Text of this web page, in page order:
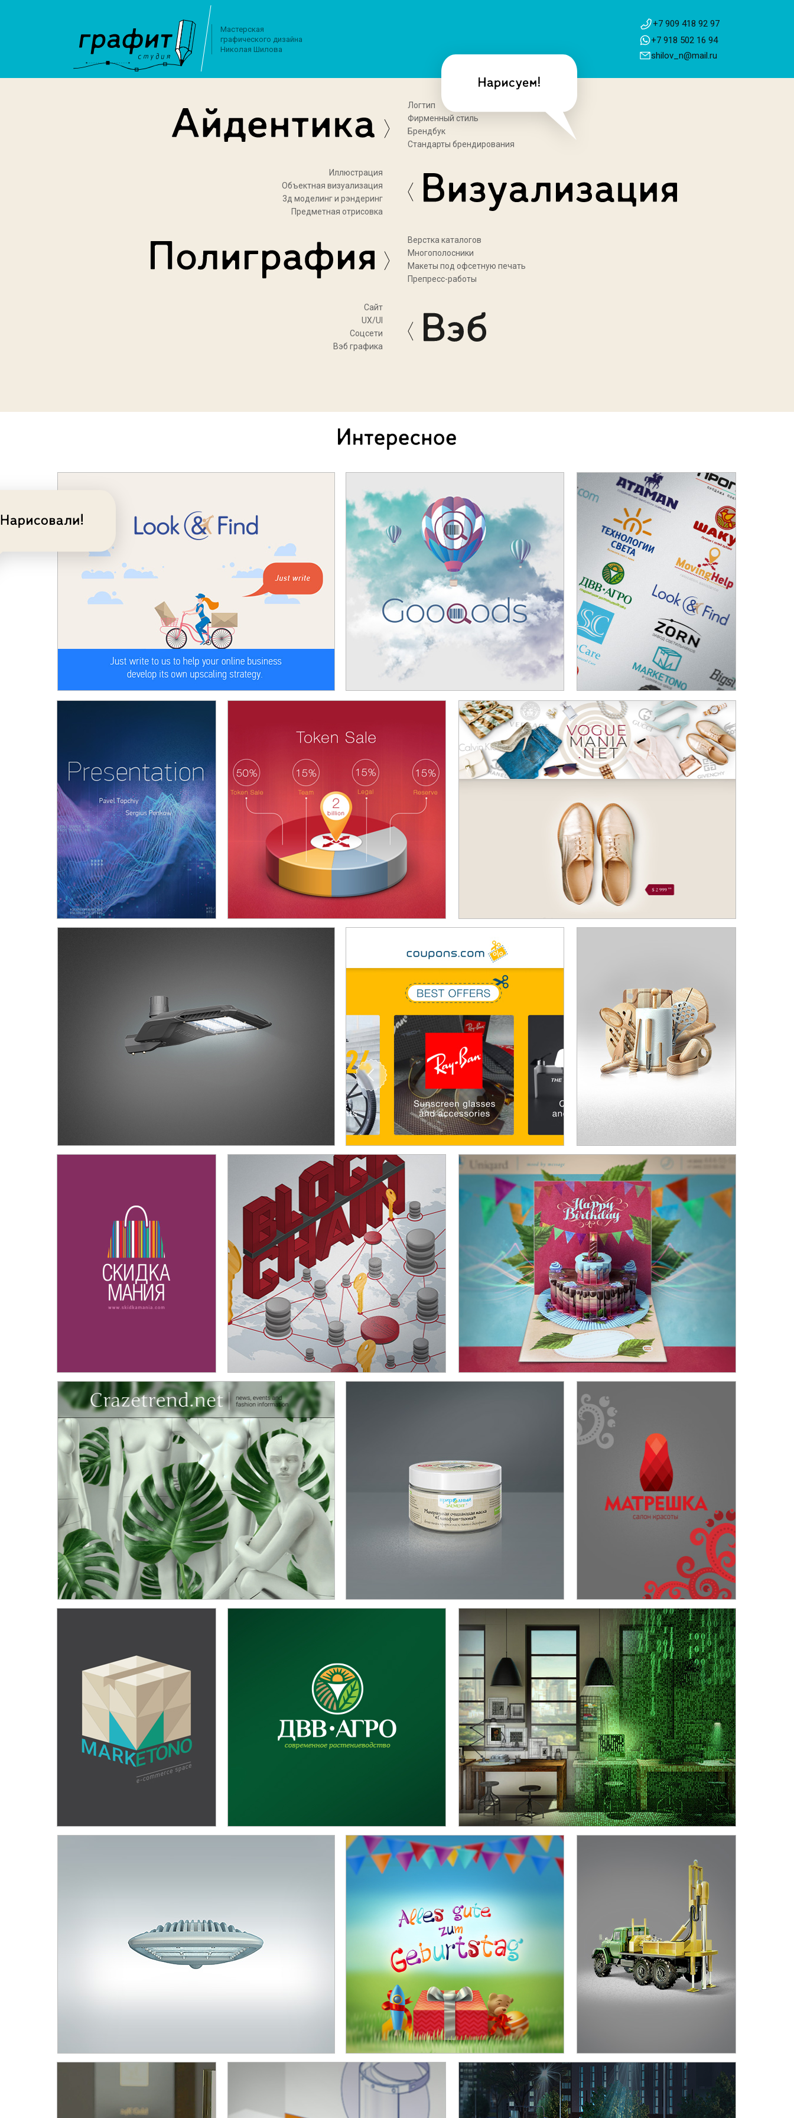
Мастерская
графического дизайна
Николая Шилова
+7 909 418 92 97
+7 918 502 16 94
shilov_n@mail.ru
Логтип
Фирменный стиль
Брендбук
Стандарты брендирования
Иллюстрация
Объектная визуализация
3д моделинг и рэндеринг
Предметная отрисовка
Верстка каталогов
Многополосники
Макеты под офсетную печать
Препресс-работы
Cайт
UX/UI
Соцсети
Вэб графика